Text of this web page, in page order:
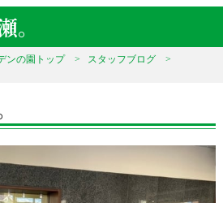
ンの園トップ
スタッフブログ